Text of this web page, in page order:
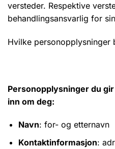
versteder. Respektive
behandlingsansvarlig for
Hvilke personopplysninger
Personopplysninger du
inn om deg:
Navn: for- og etternavn
Kontaktinformasjon: